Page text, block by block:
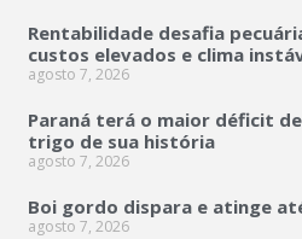
Rentabilidade desafia
custos elevados e clima
agosto 7, 2026
Paraná terá o maior déficit
trigo de sua história
agosto 7, 2026
Boi gordo dispara e atinge
agosto 7, 2026